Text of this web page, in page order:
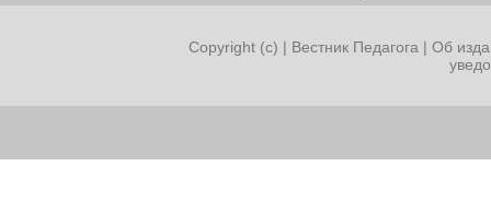
Copyright (c) | Вестник Педагога | Об